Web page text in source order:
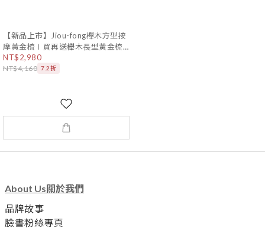
【新品上市】Jiou-fong櫸木方型按
摩黃金梳∣買再送櫸木長型黃金梳1
支
NT$2,980
NT$4,160 7.2折
About Us關於我們
品牌故事
臉書粉絲專頁